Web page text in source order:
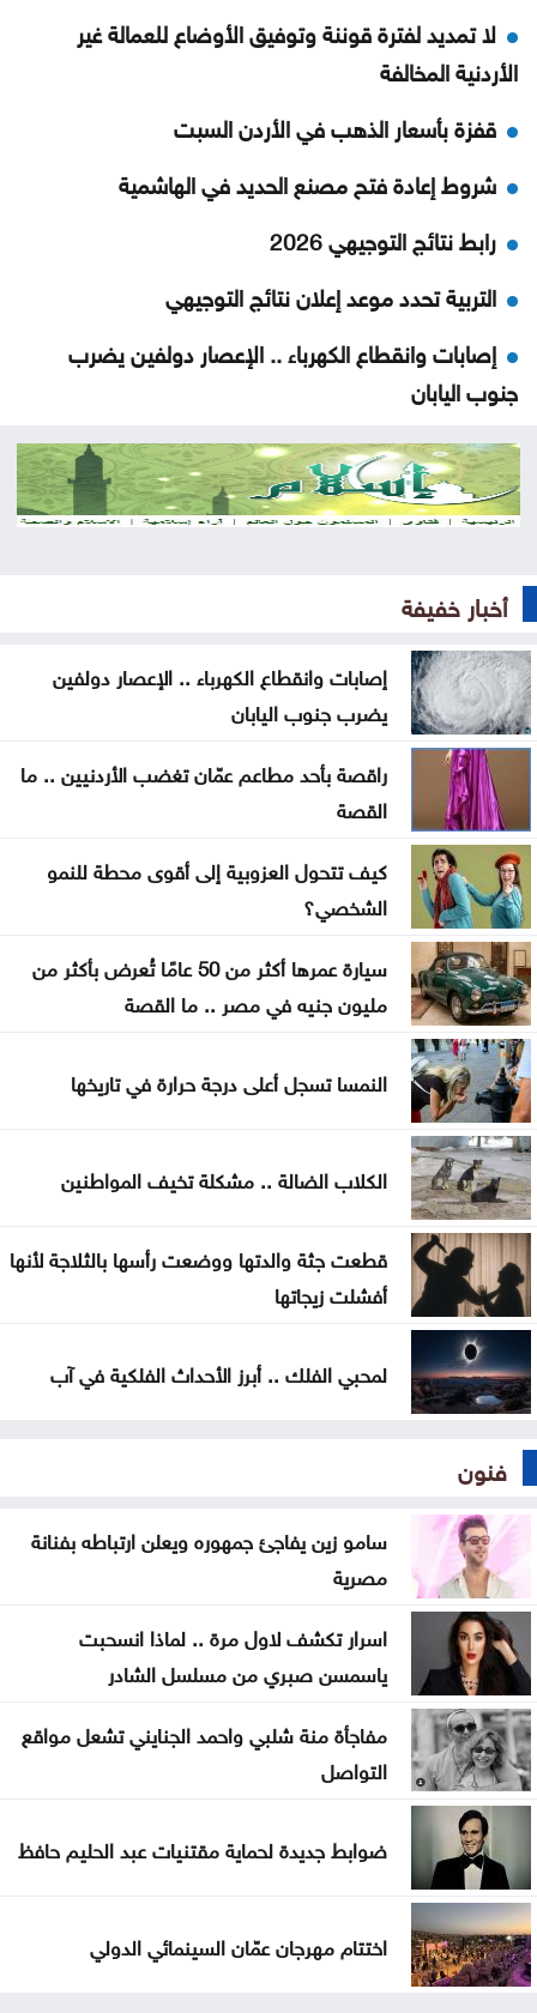
لا تمديد لفترة قوننة وتوفيق الأوضاع للعمالة غير
الأردنية المخالفة
قفزة بأسعار الذهب في الأردن السبت
شروط إعادة فتح مصنع الحديد في الهاشمية
رابط نتائج التوجيهي 2026
التربية تحدد موعد إعلان نتائج التوجيهي
إصابات وانقطاع الكهرباء .. الإعصار دولفين يضرب
جنوب اليابان
إصابات برصاص الاحتلال في غزة
ارتفاع مؤشر نازداك الأميركي
أسعار الخضار والفواكه محلياً اليوم
خبر سار لسكان هذه المحافظات
ترامب: قرار وقف مشروع قاعة الاحتفالات بالبيت
الأبيض عار وخطر قومي
القوات المسلحة اليمنية تنفذ عملية عسكرية ضد
الحوثيين
توجه أمريكي لمنح كولومبيا مساعدات بقيمة مليار دولار
أخبار خفيفة
إصابات وانقطاع الكهرباء .. الإعصار دولفين
يضرب جنوب اليابان
راقصة بأحد مطاعم عمّان تغضب الأردنيين .. ما
القصة
كيف تتحول العزوبية إلى أقوى محطة للنمو
الشخصي؟
سيارة عمرها أكثر من 50 عامًا تُعرض بأكثر من
مليون جنيه في مصر .. ما القصة
النمسا تسجل أعلى درجة حرارة في تاريخها
الكلاب الضالة .. مشكلة تخيف المواطنين
قطعت جثة والدتها ووضعت رأسها بالثلاجة لأنها
أفشلت زيجاتها
لمحبي الفلك .. أبرز الأحداث الفلكية في آب
فنون
سامو زين يفاجئ جمهوره ويعلن ارتباطه بفنانة
مصرية
اسرار تكشف لاول مرة .. لماذا انسحبت
ياسمسن صبري من مسلسل الشادر
مفاجأة منة شلبي واحمد الجنايني تشعل مواقع
التواصل
ضوابط جديدة لحماية مقتنيات عبد الحليم حافظ
اختتام مهرجان عمّان السينمائي الدولي